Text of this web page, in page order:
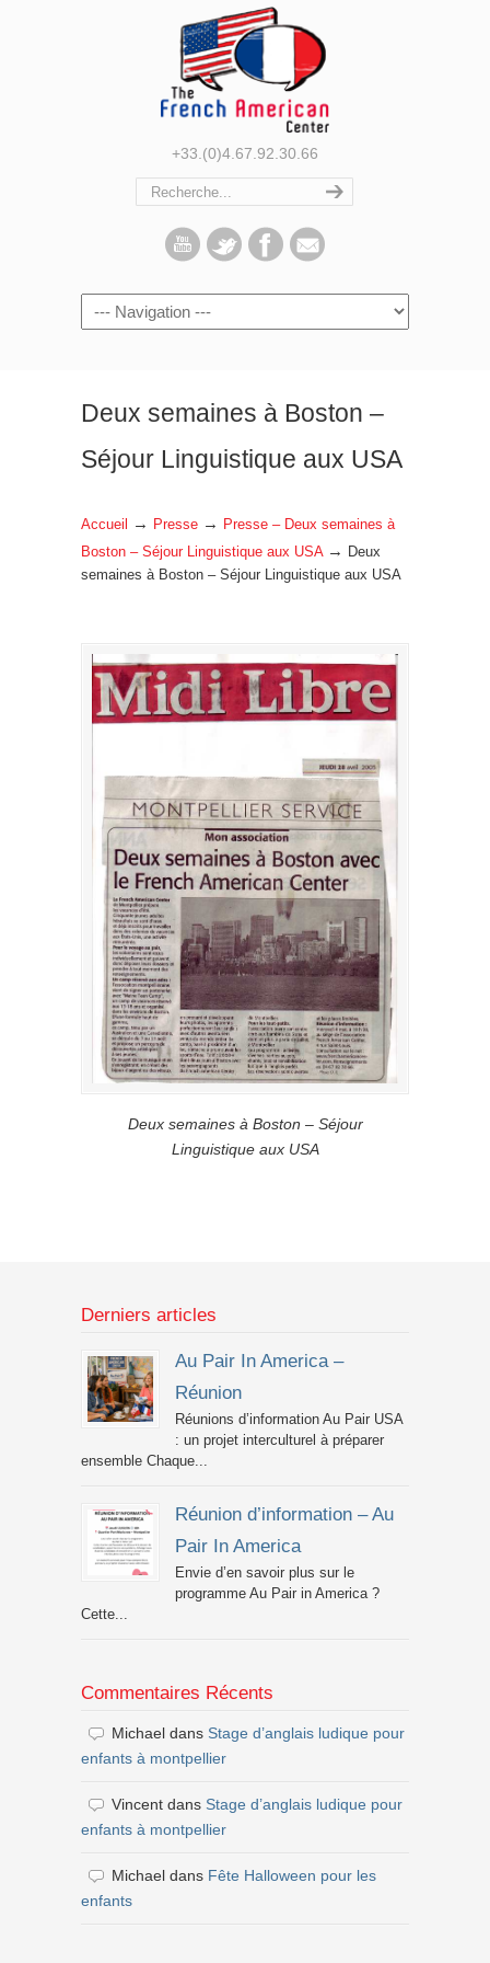
+33.(0)4.67.92.30.66
Navigation
Deux semaines à Boston –
Séjour Linguistique aux USA
Accueil → Presse →
Presse – Deux semaines à
Boston – Séjour Linguistique aux USA →
Deux
semaines à Boston – Séjour Linguistique aux USA
Deux semaines à Boston – Séjour
Linguistique aux USA
Derniers articles
Au Pair In America –
Réunion
Réunions d’information Au Pair USA
: un projet interculturel à préparer
ensemble Chaque...
Réunion d’information – Au
Pair In America
Envie d’en savoir plus sur le
programme Au Pair in America ?
Cette...
Commentaires Récents
Michael dans Stage d’anglais ludique pour
enfants à montpellier
Vincent dans Stage d’anglais ludique pour
enfants à montpellier
Michael dans Fête Halloween pour les
enfants